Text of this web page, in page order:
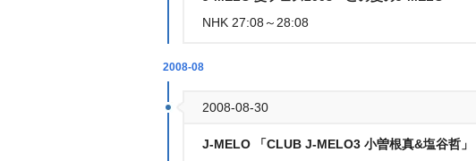
NHK 27:08～28:08
2008-08
2008-08-30
J-MELO 「CLUB J-MELO3 小曽根真&塩谷哲」